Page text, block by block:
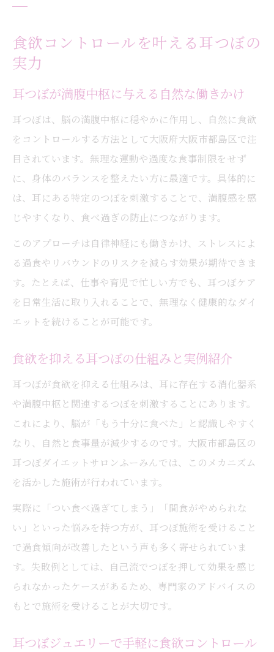
食欲コントロールを叶える耳つぼの
実力
耳つぼが満腹中枢に与える自然な働きかけ
耳つぼは、脳の満腹中枢に穏やかに作用し、自然に食欲
をコントロールする方法として大阪府大阪市都島区で注
目されています。無理な運動や過度な食事制限をせず
に、身体のバランスを整えたい方に最適です。具体的に
は、耳にある特定のつぼを刺激することで、満腹感を感
じやすくなり、食べ過ぎの防止につながります。
このアプローチは自律神経にも働きかけ、ストレスによ
る過食やリバウンドのリスクを減らす効果が期待できま
す。たとえば、仕事や育児で忙しい方でも、耳つぼケア
を日常生活に取り入れることで、無理なく健康的なダイ
エットを続けることが可能です。
食欲を抑える耳つぼの仕組みと実例紹介
耳つぼが食欲を抑える仕組みは、耳に存在する消化器系
や満腹中枢と関連するつぼを刺激することにあります。
これにより、脳が「もう十分に食べた」と認識しやすく
なり、自然と食事量が減少するのです。大阪市都島区の
耳つぼダイエットサロンふーみんでは、このメカニズム
を活かした施術が行われています。
実際に「つい食べ過ぎてしまう」「間食がやめられな
い」といった悩みを持つ方が、耳つぼ施術を受けること
で過食傾向が改善したという声も多く寄せられていま
す。失敗例としては、自己流でつぼを押して効果を感じ
られなかったケースがあるため、専門家のアドバイスの
もとで施術を受けることが大切です。
耳つぼジュエリーで手軽に食欲コントロール